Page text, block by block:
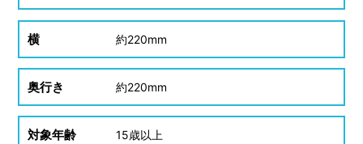
横 約220mm
奥行き 約220mm
対象年齢 15歳以上